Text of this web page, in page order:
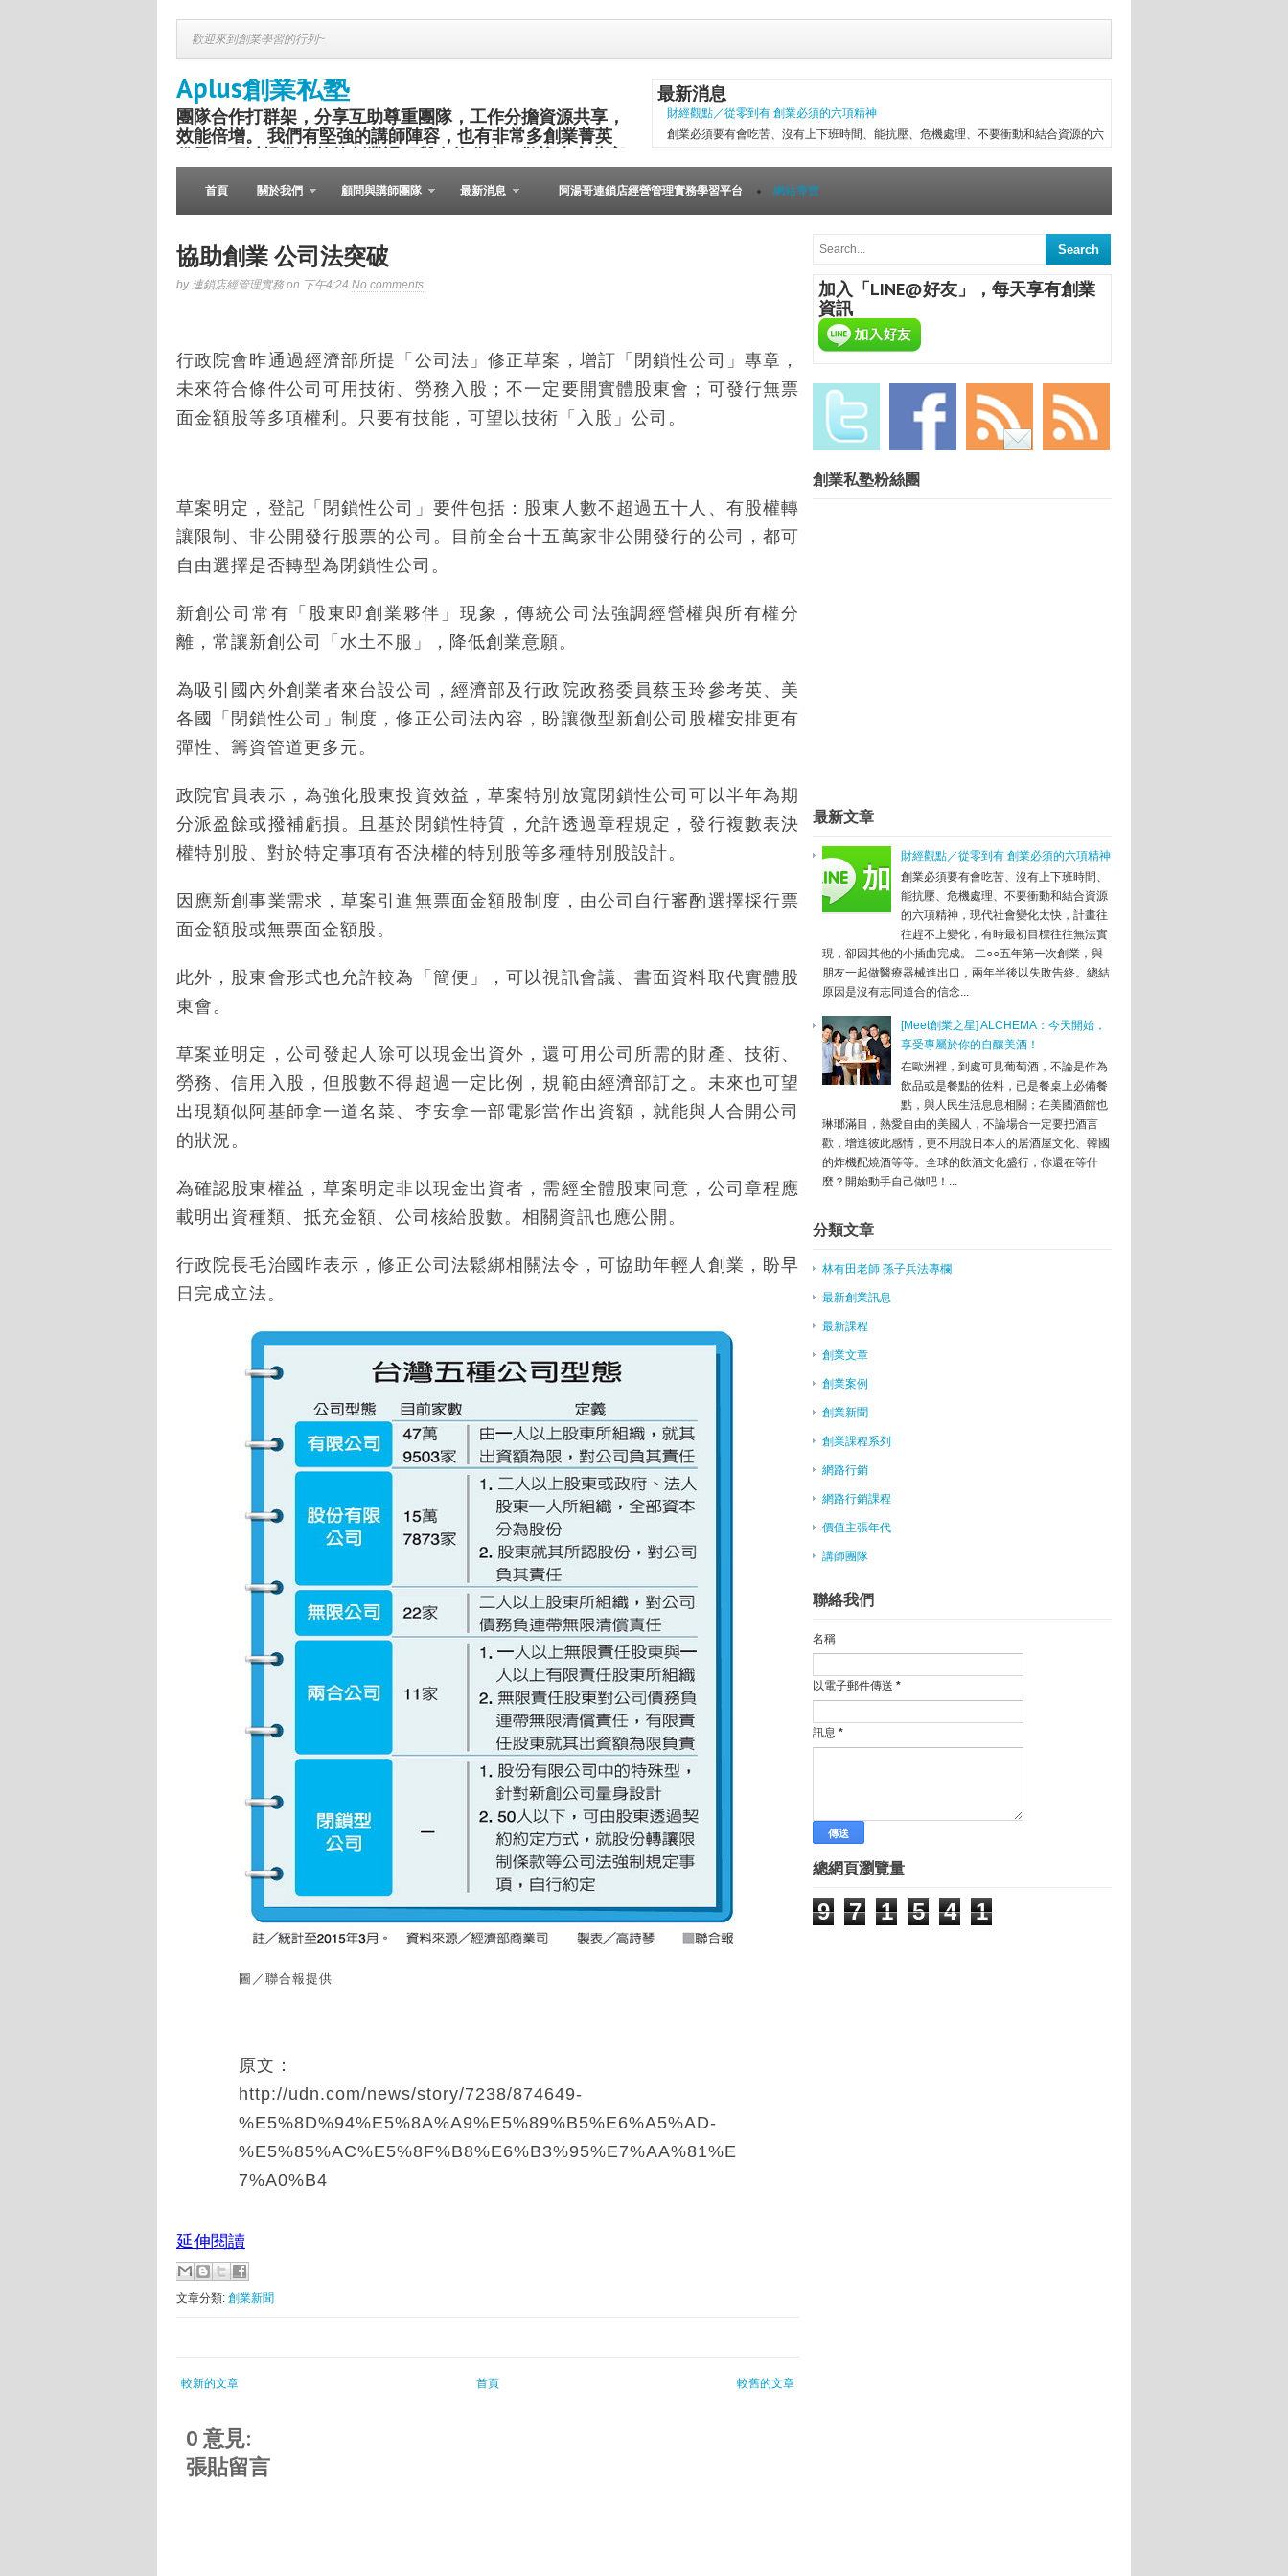
歡迎來到創業學習的行列~
Aplus創業私塾
團隊合作打群架，分享互助尊重團隊，工作分擔資源共享，
效能倍增。 我們有堅強的講師陣容，也有非常多創業菁英
份子，可以提供完整的創業課程與食物分享，歡迎大家共襄
盛舉。
最新消息
財經觀點／從零到有 創業必須的六項精神
創業必須要有會吃苦、沒有上下班時間、能抗壓、危機處理、不要衝動和結合資源的六
以失敗告終。總結原因是沒有志同道合的信念...
在歐洲裡，到處可見葡萄酒，不論是作為飲品或是餐點的佐料，已是餐
桌上必備餐點，與人民生活息息相關；在美國酒館也琳瑯滿目，熱愛自
由的美國人，不論場合一定要把酒言歡，增進彼此感情，更不用說日本
人的居酒屋文化、韓國的炸機配燒酒等等。全球的飲酒文化盛行，你還
在等什麼？開始動手自己做吧！...
微型創業－張瑞添虛實通路賣書 兩得意
文瑄舊書坊負責人張瑞添，創業28年來，終日與舊書為伍，已被喻為台中舊書達人。
小檔案 文瑄舊書坊 被民眾認為占空間的舊書，在文瑄舊書坊負責人張瑞添的眼裡，
是塊寶。他基於資源回收再利用的觀點，從汽車材料買賣業，跨足舊書店；如今，旗下
共有逢甲與東海等2家店。因應網路...
創業菁英班創業私塾版權所有請尊重智慧財產權勿任意轉載違者依法必究. 技術提供：
Blogger.
Blog Archive
►2016(267)
►10月(68)
► 7月(57)
▼ 5月 (45)
政府「發財金」 提供社會企業創業無息貸款
阿里百川夢想創業大賽，5 支校園精英隊伍出爐
12歲創業？ 股神巴菲特挺你
專訪／詹朴25歲創業 一人品牌「每天都是困難」
《兩岸青年創業路系列4之1》這是中關村 中國的矽谷
《兩岸青年創業路系列4之1》車庫咖啡 激盪創業火花
資助年輕人創業 天使來面談
李開復創業的五問五答：來自上週和潘石屹的對話
創業一點零－從美國紅到台灣的募資風
巾幗圓夢計畫解決女性創業障礙
杭州直擊／馬雲辦女性創業大會 打的是什麼算盤？
當女藝人變成女創業家：潔西卡艾芭與趙薇這樣說
女性創業者大會 彭蕾勉女人：可耍賴 要強韌
到大陸創業融資 其實並不難
目睹台灣創業環境之怪現象
挺青年創業 經濟部打造友善環境
循阿里模式 兩岸青年交流創業
台創園功能多元 兩岸創業平台
「創客展區」秀創意 產學攜手創業
新住民拚創業 闖高職再拿證照
「互聯網+」利多 帶動高管創業潮
LINE@ | 免費輔導x免費申請講座 (2015/05/19台北場)
陸瘋創業 50萬大學畢業生投入
願景工程／勇敢創業 學習人生「火候管制」
陶氏化學辦創業競賽，推廣永續發展價值
周理平：微型創業 小確幸也很好
flying V創新創業 從小做大
APEC全球創業挑戰賽 開放報名
創業蕭條 台灣經濟動能在哪
微型創業－廖志豪賣淨水器 更賣健康概念
畢展直達創業 大仁餐旅自創民宿餐廳
跳出傳統創業「禾豐田食」作自己認同的食物
廈門創業「加速器」 來台挖人才
陳德銘：願推動兩岸創業青年網路平台
六大創業家類型
創業一點靈－群眾募資 讓夢想不只是夢想
新加坡媒體e27轉型，誓做亞洲創業生態體系的LinkedIn
協助創業 公司法突破
►4月
►
►1月
►2014
Labels
林有田老師 孫子兵法專欄
最新課程
創業文章
創業案例
首頁 關於我們 顧問與講師團隊 最新消息 阿湯哥連鎖店經營管理實務學習平台 網站導覽
協助創業 公司法突破
by 連鎖店經管理實務 on 下午4:24 No comments
行政院會昨通過經濟部所提「公司法」修正草案，增訂「閉鎖性公司」專章，
未來符合條件公司可用技術、勞務入股；不一定要開實體股東會；可發行無票
面金額股等多項權利。只要有技能，可望以技術「入股」公司。
草案明定，登記「閉鎖性公司」要件包括：股東人數不超過五十人、有股權轉
讓限制、非公開發行股票的公司。目前全台十五萬家非公開發行的公司，都可
自由選擇是否轉型為閉鎖性公司。
新創公司常有「股東即創業夥伴」現象，傳統公司法強調經營權與所有權分
離，常讓新創公司「水土不服」，降低創業意願。
為吸引國內外創業者來台設公司，經濟部及行政院政務委員蔡玉玲參考英、美
各國「閉鎖性公司」制度，修正公司法內容，盼讓微型新創公司股權安排更有
彈性、籌資管道更多元。
政院官員表示，為強化股東投資效益，草案特別放寬閉鎖性公司可以半年為期
分派盈餘或撥補虧損。且基於閉鎖性特質，允許透過章程規定，發行複數表決
權特別股、對於特定事項有否決權的特別股等多種特別股設計。
因應新創事業需求，草案引進無票面金額股制度，由公司自行審酌選擇採行票
面金額股或無票面金額股。
此外，股東會形式也允許較為「簡便」，可以視訊會議、書面資料取代實體股
東會。
草案並明定，公司發起人除可以現金出資外，還可用公司所需的財產、技術、
勞務、信用入股，但股數不得超過一定比例，規範由經濟部訂之。未來也可望
出現類似阿基師拿一道名菜、李安拿一部電影當作出資額，就能與人合開公司
的狀況。
為確認股東權益，草案明定非以現金出資者，需經全體股東同意，公司章程應
載明出資種類、抵充金額、公司核給股數。相關資訊也應公開。
行政院長毛治國昨表示，修正公司法鬆綁相關法令，可協助年輕人創業，盼早
日完成立法。
圖／聯合報提供
原文：
http://udn.com/news/story/7238/874649-
%E5%8D%94%E5%8A%A9%E5%89%B5%E6%A5%AD-
%E5%85%AC%E5%8F%B8%E6%B3%95%E7%AA%81%E
7%A0%B4
延伸閱讀
文章分類: 創業新聞
較新的文章 較舊的文章
首頁
0 意見:
張貼留言
加入「LINE@好友」，每天享有創業
資訊
創業私塾粉絲團
最新文章
財經觀點／從零到有 創業必須的六項精神
創業必須要有會吃苦、沒有上下班時間、
能抗壓、危機處理、不要衝動和結合資源
的六項精神，現代社會變化太快，計畫往
往趕不上變化，有時最初目標往往無法實
現，卻因其他的小插曲完成。 二○○五年第一次創業，與
朋友一起做醫療器械進出口，兩年半後以失敗告終。總結
原因是沒有志同道合的信念...
[Meet創業之星] ALCHEMA：今天開始，
享受專屬於你的自釀美酒！
在歐洲裡，到處可見葡萄酒，不論是作為
飲品或是餐點的佐料，已是餐桌上必備餐
點，與人民生活息息相關；在美國酒館也
琳瑯滿目，熱愛自由的美國人，不論場合一定要把酒言
歡，增進彼此感情，更不用說日本人的居酒屋文化、韓國
的炸機配燒酒等等。全球的飲酒文化盛行，你還在等什
麼？開始動手自己做吧！...
分類文章
林有田老師 孫子兵法專欄
最新創業訊息
最新課程
創業文章
創業案例
創業新聞
創業課程系列
網路行銷
網路行銷課程
價值主張年代
講師團隊
聯絡我們
名稱
以電子郵件傳送 *
訊息 *
總網頁瀏覽量
9 7 1 5 4 1